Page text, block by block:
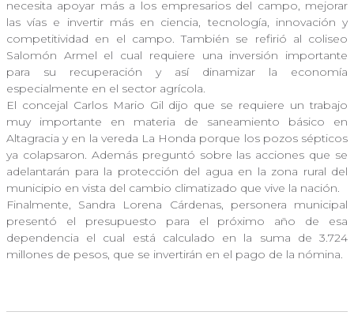
necesita apoyar más a los empresarios del campo, mejorar
las vías e invertir más en ciencia, tecnología, innovación y
competitividad en el campo. También se refirió al coliseo
Salomón Armel el cual requiere una inversión importante
para su recuperación y así dinamizar la economía
especialmente en el sector agrícola.
El concejal Carlos Mario Gil dijo que se requiere un trabajo
muy importante en materia de saneamiento básico en
Altagracia y en la vereda La Honda porque los pozos sépticos
ya colapsaron. Además preguntó sobre las acciones que se
adelantarán para la protección del agua en la zona rural del
municipio en vista del cambio climatizado que vive la nación.
Finalmente, Sandra Lorena Cárdenas, personera municipal
presentó el presupuesto para el próximo año de esa
dependencia el cual está calculado en la suma de 3.724
millones de pesos, que se invertirán en el pago de la nómina.